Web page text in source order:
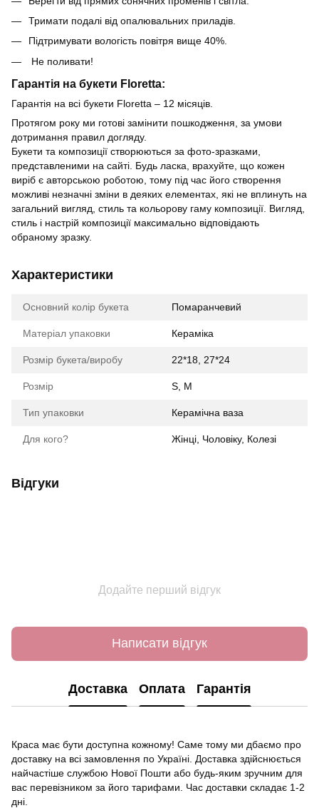
Тримати подалі від опалювальних приладів.
Підтримувати вологість повітря вище 40%.
Не поливати!
Гарантія на букети Floretta:
Гарантія на всі букети Floretta – 12 місяців.
Протягом року ми готові замінити пошкодження, за умови
дотримання правил догляду.
Букети та композиції створюються за фото-зразками,
представленими на сайті. Будь ласка, врахуйте, що кожен
виріб є авторською роботою, тому під час його створення
можливі незначні зміни в деяких елементах, які не вплинуть на
загальний вигляд, стиль та кольорову гаму композиції. Вигляд,
стиль і настрій композиції максимально відповідають
обраному зразку.
Характеристики
Основний колір букета Помаранчевий
Матеріал упаковки Кераміка
Розмір букета/виробу 22*18, 27*24
Розмір S, M
Тип упаковки Керамічна ваза
Для кого? Жінці, Чоловіку, Колезі
Відгуки
Додайте перший відгук
Написати відгук
Доставка Оплата Гарантія
Краса має бути доступна кожному! Саме тому ми дбаємо про
доставку на всі замовлення по Україні. Доставка здійснюється
найчастіше службою Нової Пошти або будь-яким зручним для
вас перевізником за його тарифами. Час доставки складає 1-2
дні.